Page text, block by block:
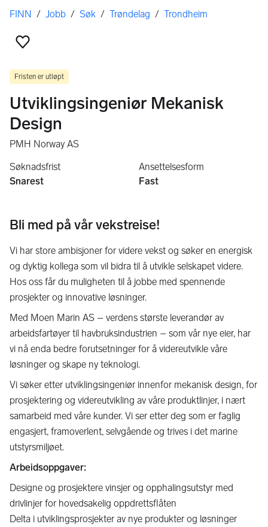
Her er du
FINN / Jobb / Søk / Trøndelag / Trondheim
Fristen er utløpt
Utviklingsingeniør Mekanisk
Design
PMH Norway AS
Søknadsfrist
Snarest
Ansettelsesform
Fast
Bli med på vår vekstreise!
Vi har store ambisjoner for videre vekst og søker en energisk
og dyktig kollega som vil bidra til å utvikle selskapet videre.
Hos oss får du muligheten til å jobbe med spennende
prosjekter og innovative løsninger.
Med Moen Marin AS – verdens største leverandør av
arbeidsfartøyer til havbruksindustrien – som vår nye eier, har
vi nå enda bedre forutsetninger for å videreutvikle våre
løsninger og skape ny teknologi.
Vi søker etter utviklingsingeniør innenfor mekanisk design, for
prosjektering og videreutvikling av våre produktlinjer, i nært
samarbeid med våre kunder. Vi ser etter deg som er faglig
engasjert, framoverlent, selvgående og trives i det marine
utstyrsmiljøet.
Arbeidsoppgaver:
Designe og prosjektere vinsjer og opphalingsutstyr med
drivlinjer for hovedsakelig oppdrettsflåten
Delta i utviklingsprosjekter av nye produkter og løsninger